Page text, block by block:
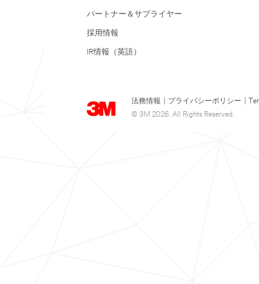
パートナー＆サプライヤー
採用情報
IR情報（英語）
法務情報 プライバシーポリシー
© 3M 2026. All Rights Reserved.